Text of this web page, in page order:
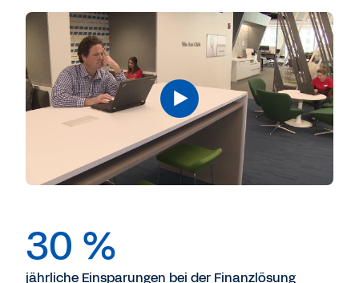
30 %
jährliche Einsparungen bei der Finanzlösung